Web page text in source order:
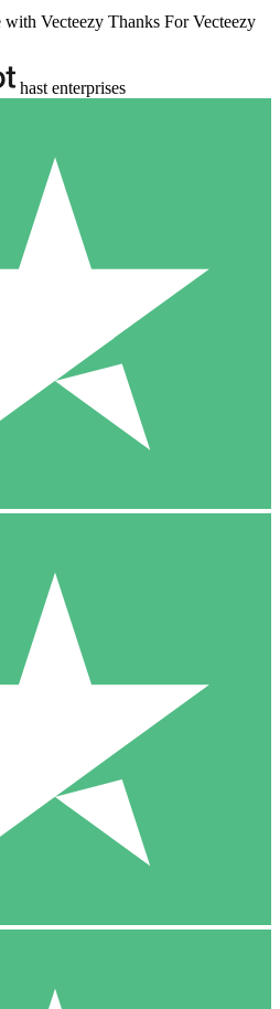
Vecteezy Thanks For Vecteezy
hast enterprises